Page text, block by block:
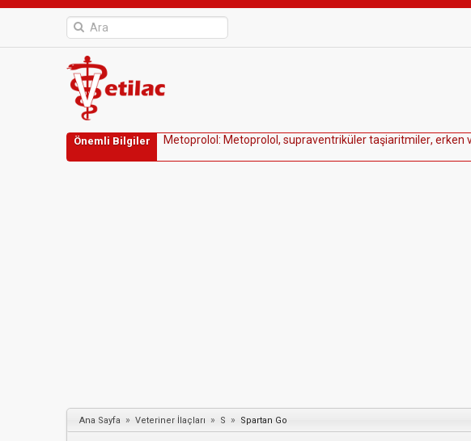
Önemli Bilgiler Metopro o : Metopro o , supraventrikü ertaşiaritmi er, erken
Ana Sayfa » Veteriner İlaçları » S » Spartan Go